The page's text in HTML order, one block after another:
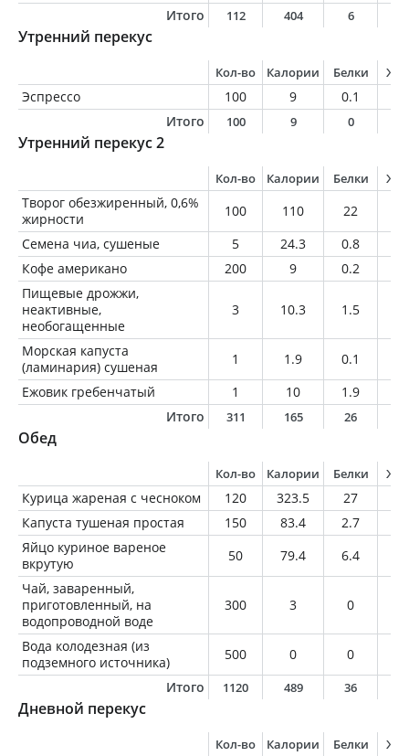
Итого
112 404 6
Утренний перекус
Кол-во Калории Белки
Эспрессо 100 9 0.1
Итого
100 9 0
Утренний перекус 2
Кол-во Калории Белки
Творог обезжиренный, 0,6%
жирности
100 110 22
Семена чиа, сушеные
5 24.3 0.8
Кофе американо
200 9 0.2
Пищевые дрожжи,
неактивные,
необогащенные
3 10.3 1.5
Морская капуста
(ламинария) сушеная
1 1.9 0.1
Ежовик гребенчатый
1 10 1.9
Итого
311 165 26
Обед
Кол-во Калории Белки
Курица жареная с чесноком 120 323.5 27
Капуста тушеная простая
150 83.4 2.7
Яйцо куриное вареное
вкрутую
50 79.4 6.4
Чай, заваренный,
приготовленный, на
водопроводной воде
300 3 0
Вода колодезная (из
подземного источника)
500 0 0
Итого
1120 489 36
Дневной перекус
Кол-во Калории Белки